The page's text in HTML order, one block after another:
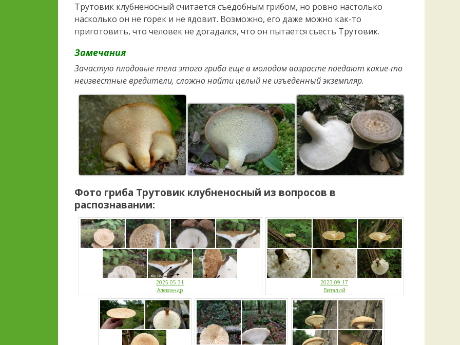
Трутовик клубненосный считается съедобным грибом, но ровно настолько
насколько он не горек и не ядовит. Возможно, его даже можно как-то
приготовить, что человек не догадался, что он пытается съесть Трутовик.
Замечания
Зачастую плодовые тела этого гриба еще в молодом возрасте поедают какие-то
неизвестные вредители, сложно найти целый не изъеденный экземпляр.
Фото гриба Трутовик клубненосный из вопросов в
распознавании:
2025.05.31
Александр
2023.09.17
Виталий